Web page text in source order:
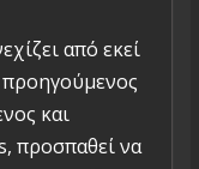
από εκεί
και
προσπαθεί να